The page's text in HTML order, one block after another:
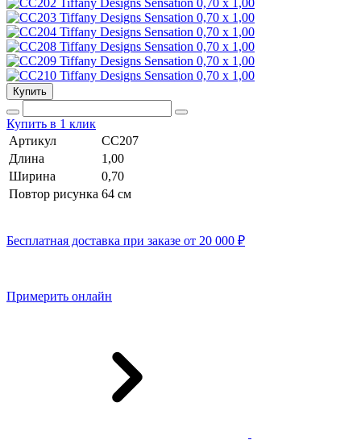
Купить
Купить в 1 клик
Артикул
CC207
Длина
1,00
Ширина
0,70
Повтор рисунка 64 см
Бесплатная доставка при заказе от 20 000 ₽
Примерить онлайн